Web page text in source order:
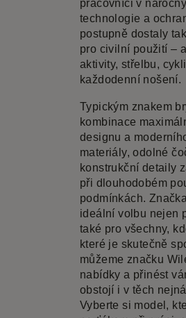
pracovníci v
technologie a
postupně dostaly
pro civilní použití –
aktivity, střelbu,
každodenní nošení.
Typickým znakem
kombinace
designu a
materiály, odolné
konstrukční detaily
při dlouhodobém
podmínkách.
ideální volbu nejen
také pro všechny,
které je skutečně
můžeme značku
nabídky a přinést
obstojí i v těch
Vyberte si model,